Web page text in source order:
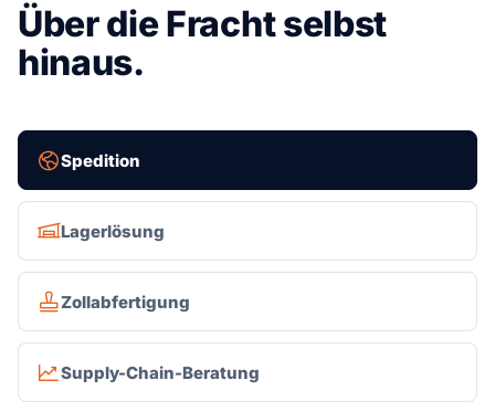
Über die Fracht selbst
hinaus.
Spedition
Lagerlösung
Zollabfertigung
Supply-Chain-Beratung